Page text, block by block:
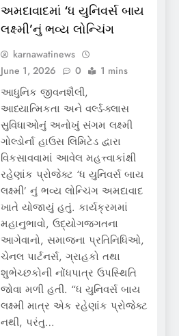
અમદાવાદમાં ‘ધ યુનિવર્સ બાય
લક્ષ્મી’નું ભવ્ય લોન્ચિંગ
karnawatinews
June 1, 2026
0 1 mins
આધુનિક જીવનશૈલી,
આધ્યાત્મિકતા અને વર્લ્ડ-ક્લાસ
સુવિધાઓનું અનોખું સંગમ લક્ષ્મી
ગોલ્ડોર્ના હાઉસ લિમિટેડ દ્વારા
વિકસાવવામાં આવેલ મહત્ત્વાકાંક્ષી
રહેણાંક પ્રોજેક્ટ ‘ધ યુનિવર્સ બાય
લક્ષ્મી’ નું ભવ્ય લોન્ચિંગ અમદાવાદ
ખાતે યોજાયું હતું. કાર્યક્રમમાં
મહાનુભાવો, ઉદ્યોગજગતના
આગેવાનો, સમાજના પ્રતિનિધિઓ,
ચેનલ પાર્ટનર્સ, ગ્રાહકો તથા
શુભેચ્છકોની નોંધપાત્ર ઉપસ્થિતિ
જોવા મળી હતી. “ધ યુનિવર્સ બાય
લક્ષ્મી માત્ર એક રહેણાંક પ્રોજેક્ટ
નથી, પરંતુ…